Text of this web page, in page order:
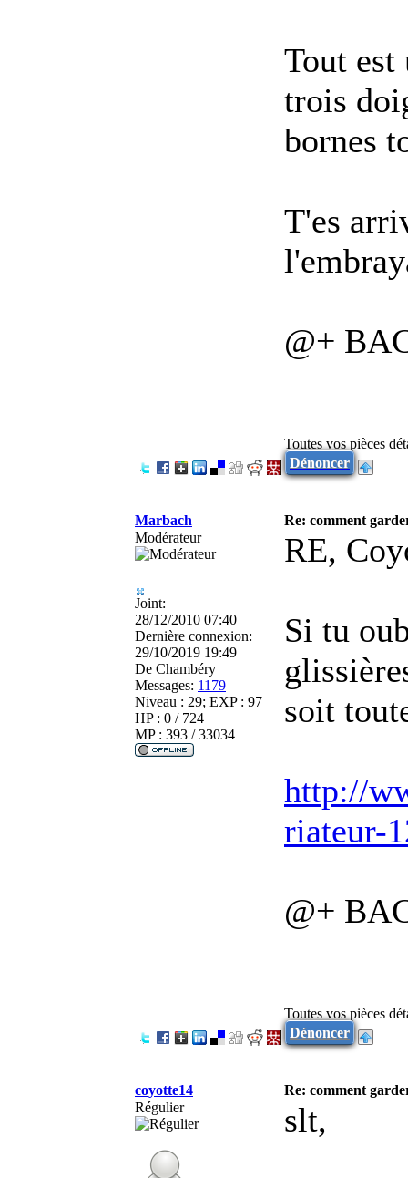
Tout est
trois
bornes
T'es
@+
Toutes vos pièces
Dénoncer
Marbach
Re: comment
Modérateur
Joint:
28/12/2010 07:40
Dernière connexion:
29/10/2019 19:49
De Chambéry
Messages: 1179
Niveau : 29; EXP : 97
HP : 0 / 724
MP : 393 / 33034
RE,
Si tu
soit
http://
riateur-
@+
Toutes vos pièces
Dénoncer
coyotte14
Re: comment
Régulier
slt,